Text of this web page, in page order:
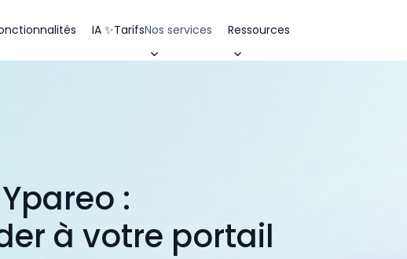
IA ✨TarifsNos services Ressources
:
à votre portail